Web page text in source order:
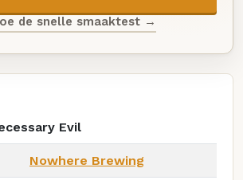
de snelle smaaktest →
Evil
Nowhere Brewing